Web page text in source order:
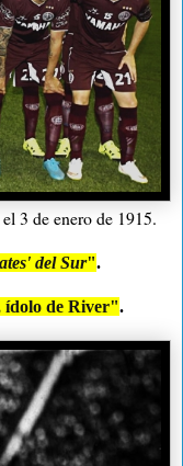
3 de enero de 1915.
del Sur".
de River".